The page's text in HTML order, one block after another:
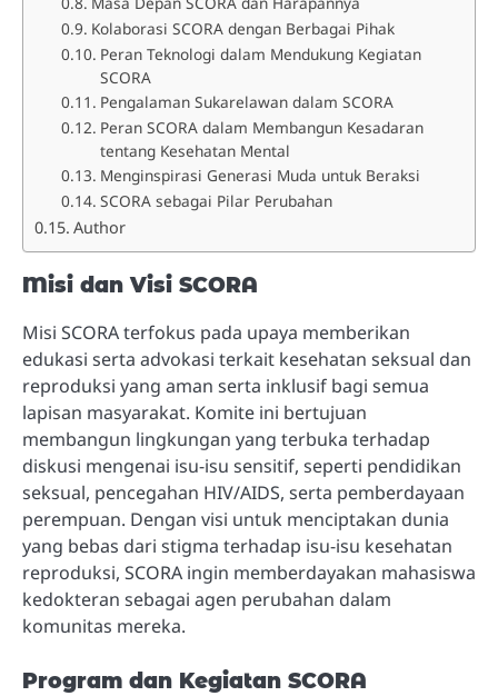
Kolaborasi SCORA dengan Berbagai Pihak
Peran Teknologi dalam Mendukung Kegiatan
SCORA
Pengalaman Sukarelawan dalam SCORA
Peran SCORA dalam Membangun Kesadaran
tentang Kesehatan Mental
Menginspirasi Generasi Muda untuk Beraksi
SCORA sebagai Pilar Perubahan
Author
Misi dan Visi SCORA
Misi SCORA terfokus pada upaya memberikan
edukasi serta advokasi terkait kesehatan seksual dan
reproduksi yang aman serta inklusif bagi semua
lapisan masyarakat. Komite ini bertujuan
membangun lingkungan yang terbuka terhadap
diskusi mengenai isu-isu sensitif, seperti pendidikan
seksual, pencegahan HIV/AIDS, serta pemberdayaan
perempuan. Dengan visi untuk menciptakan dunia
yang bebas dari stigma terhadap isu-isu kesehatan
reproduksi, SCORA ingin memberdayakan mahasiswa
kedokteran sebagai agen perubahan dalam
komunitas mereka.
Program dan Kegiatan SCORA